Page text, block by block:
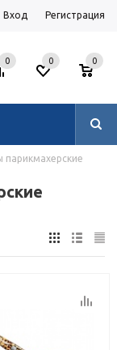
Вход Регистрация
0 0
0
парикмахерские